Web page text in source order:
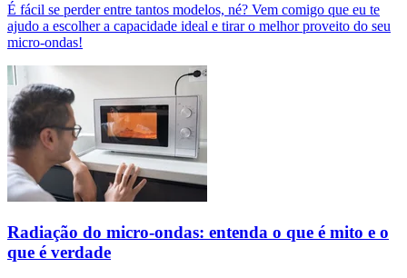
É fácil se perder entre tantos modelos, né? Vem comigo que eu te
ajudo a escolher a capacidade ideal e tirar o melhor proveito do seu
micro-ondas!
Radiação do micro-ondas: entenda o que é mito e o
que é verdade